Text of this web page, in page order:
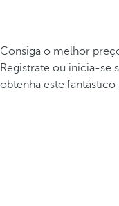
Consiga o melhor
Registrate ou inicia-se
obtenha este